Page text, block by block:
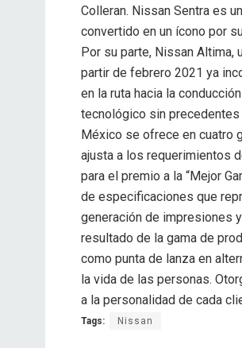
Colleran. Nissan Sentra es
convertido en un ícono por
Por su parte, Nissan Altima,
partir de febrero 2021 ya
en la ruta hacia la
tecnológico sin
México se ofrece en cuatro
ajusta a los requerimientos
para el premio a la “Mejor
de especificaciones que
generación de impresiones
resultado de la gama de
como punta de lanza en
la vida de las personas.
a la personalidad de cada
Tags: Nissan